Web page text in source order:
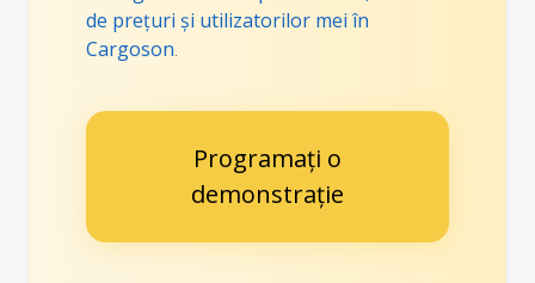
de prețuri și utilizatorilor mei în
Cargoson.
Programați o
demonstrație